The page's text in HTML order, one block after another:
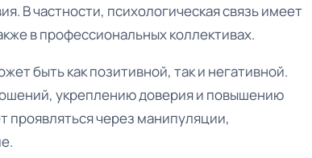
В частности, психологическая связь имеет
в профессиональных коллективах.
быть как позитивной, так и негативной.
укреплению доверия и повышению
проявляться через манипуляции,